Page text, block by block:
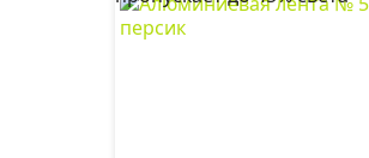
св. серыйбелый